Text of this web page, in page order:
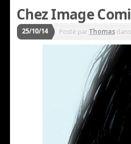
Chez Image
25/10/14 Posté parThomas dans